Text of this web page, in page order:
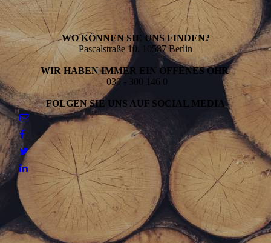
WO KÖNNEN SIE UNS FINDEN?
Pascalstraße 10. 10587 Berlin
WIR HABEN IMMER EIN OFFENES OHR
030 - 300 146 0
FOLGEN SIE UNS AUF SOCIAL MEDIA